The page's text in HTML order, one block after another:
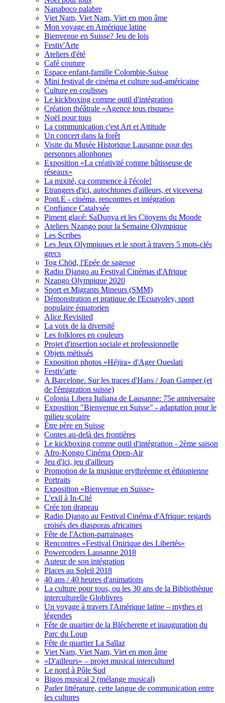
Nanaboco palabre
Viet Nam, Viet Nam, Viet en mon âme
Mon voyage en Amérique latine
Bienvenue en Suisse? Jeu de lois
Festiv'Arte
Ateliers d'été
Café couture
Espace enfant-famille Colombie-Suisse
Mini festival de cinéma et culture sud-américaine
Culture en coulisses
Le kickboxing comme outil d'intégration
Création théâtrale «Agence tous risques»
Noël pour tous
La communication c'est Art et Attitude
Un concert dans la forêt
Visite du Musée Historique Lausanne pour des
personnes allophones
Exposition «La créativité comme bâtisseuse de
réseaux»
La mixité, ça commence à l'école!
Etrangers d'ici, autochtones d'ailleurs, et viceversa
Pont.E - cinéma, rencontres et intégration
Confiance Catalysée
Piment glacé: SaDunya et les Citoyens du Monde
Ateliers Nzango pour la Semaine Olympique
Les Scribes
Les Jeux Olympiques et le sport à travers 5 mots-clés
grecs
Tog Chöd, l'Epée de sagesse
Radio Django au Festival Cinémas d'Afrique
Nzango Olympique 2020
Sport et Migrants Mineurs (SMM)
Démonstration et pratique de l'Ecuavoley, sport
populaire équatorien
Alice Revisited
La voix de la diversité
Les folklores en couleurs
Projet d'insertion sociale et professionnelle
Objets métissés
Exposition photos «Héjira» d'Ager Oueslati
Festiv'arte
A Barcelone. Sur les traces d'Hans / Joan Gamper (et
de l'émigration suisse)
Colonia Libera Italiana de Lausanne: 75e anniversaire
Exposition "Bienvenue en Suisse" - adaptation pour le
milieu scolaire
Être père en Suisse
Contes au-delà des frontières
Le kickboxing comme outil d'intégration - 2ème saison
Afro-Kongo Cinéma Open-Air
Jeu d'ici, jeu d'ailleurs
Promotion de la musique erythréenne et éthiopienne
Portraits
Exposition «Bienvenue en Suisse»
L'exil à In-Cité
Crée ton drapeau
Radio Django au Festival Cinéma d'Afrique: regards
croisés des diasporas africaines
Fête de l'Action-parrainages
Rencontres «Festival Onirique des Libertés»
Powercoders Lausanne 2018
Auteur de son intégration
Places au Soleil 2018
40 ans / 40 heures d'animations
La culture pour tous, ou les 30 ans de la Bibliothèque
interculturelle Globlivres
Un voyage à travers l'Amérique latine – mythes et
légendes
Fête de quartier de la Blécherette et inauguration du
Parc du Loup
Fête de quartier La Sallaz
Viet Nam, Viet Nam, Viet en mon âme
«D'ailleurs» – projet musical interculturel
Le nord à Pôle Sud
Bigos musical 2 (mélange musical)
Parler littérature, cette langue de communication entre
les cultures